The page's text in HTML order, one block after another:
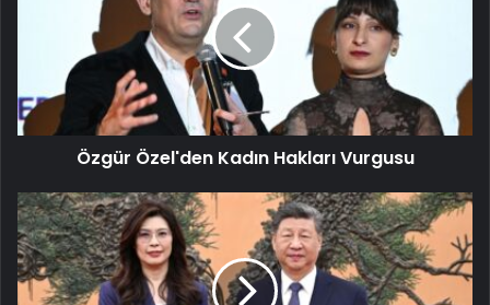
Özgür Özel'den Kadın Hakları Vurgusu